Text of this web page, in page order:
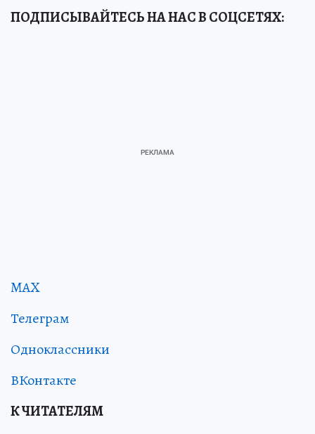
ПОДПИСЫВАЙТЕСЬ НА НАС В СОЦСЕТЯХ:
MAX
Телеграм
Одноклассники
ВКонтакте
К ЧИТАТЕЛЯМ